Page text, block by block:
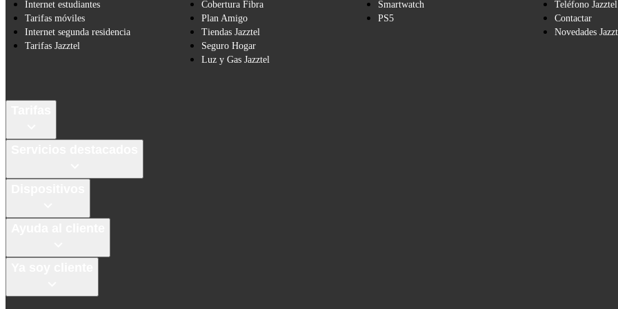
Internet estudiantes
Tarifas móviles
Internet segunda residencia
Tarifas Jazztel
Cobertura Fibra
Plan Amigo
Tiendas Jazztel
Seguro Hogar
Luz y Gas Jazztel
Smartwatch
PS5
Teléfono Jazztel
Contactar
Novedades